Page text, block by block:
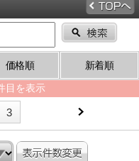
価格順
新着順
目を表示
3